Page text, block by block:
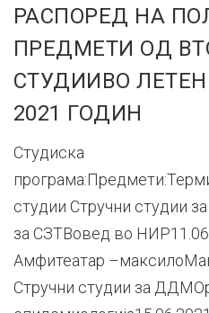
РАСПОРЕД НА
ПРЕДМЕТИ ОД
СТУДИИВО
2021 ГОДИН
Студиска
студии Стручни студии
за СЗТВовед во
Амфитеатар
Стручни студии за